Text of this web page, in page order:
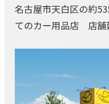
名古屋市天白区の約
てのカー用品店 店舗